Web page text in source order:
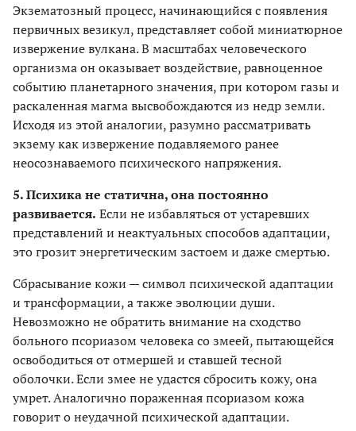
Экзематозный процесс, начинающийся с появления
первичных везикул, представляет собой миниатюрное
извержение вулкана. В масштабах человеческого
организма он оказывает воздействие, равноценное
событию планетарного значения, при котором газы и
раскаленная магма высвобождаются из недр земли.
Исходя из этой аналогии, разумно рассматривать
экзему как извержение подавляемого ранее
неосознаваемого психического напряжения.
5. Психика не статична, она постоянно
развивается. Если не избавляться от устаревших
представлений и неактуальных способов адаптации,
это грозит энергетическим застоем и даже смертью.
Сбрасывание кожи — символ психической адаптации
и трансформации, а также эволюции души.
Невозможно не обратить внимание на сходство
больного псориазом человека со змеей, пытающейся
освободиться от отмершей и ставшей тесной
оболочки. Если змее не удастся сбросить кожу, она
умрет. Аналогично пораженная псориазом кожа
говорит о неудачной психической адаптации.